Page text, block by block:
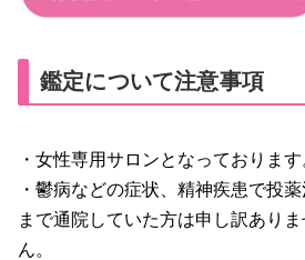
鑑定について注意事項
・女性専用サロンとなっております
・鬱病などの症状、精神疾患で投
まで通院していた方は申し訳あり
ん。